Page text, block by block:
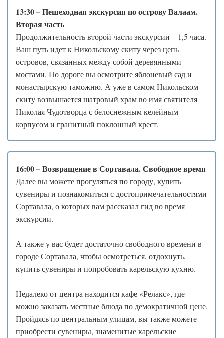
13:30 – Пешеходная экскурсия по острову Валаам.
Вторая часть
Продолжительность второй части экскурсии – 1,5 часа.
Ваш путь идет к Никольскому скиту через цепь
островов, связанных между собой деревянными
мостами. По дороге вы осмотрите яблоневый сад и
монастырскую таможню. А уже в самом Никольском
скиту возвышается шатровый храм во имя святителя
Николая Чудотворца с белоснежным келейным
корпусом и гранитный поклонный крест.
16:00 – Возвращение в Сортавала. Свободное время
Далее вы можете прогуляться по городу, купить
сувениры и познакомиться с достопримечательностями
Сортавала, о которых вам рассказал гид во время
экскурсии.
А также у вас будет достаточно свободного времени в
городе Сортавала, чтобы осмотреться, отдохнуть,
купить сувениры и попробовать карельскую кухню.
Недалеко от центра находится кафе «Релакс», где
можно заказать местные блюда по демократичной цене.
Пройдясь по центральным улицам, вы также можете
приобрести сувениры, знаменитые карельские